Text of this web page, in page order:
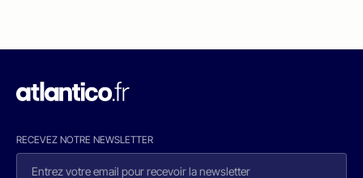
RECEVEZ NOTRE NEWSLETTER